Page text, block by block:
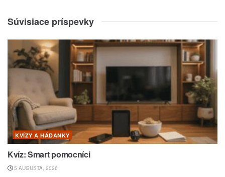
Súvisiace príspevky
KVÍZY A HÁDANKY
Kvíz: Smart pomocníci
5 AUGUSTA, 2026